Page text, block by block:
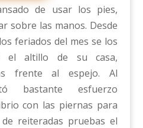
de usar los pies,
sobre las manos. Desde
feriados del mes se los
el altillo de su casa,
frente al espejo. Al
bastante esfuerzo
con las piernas para
reiteradas pruebas el